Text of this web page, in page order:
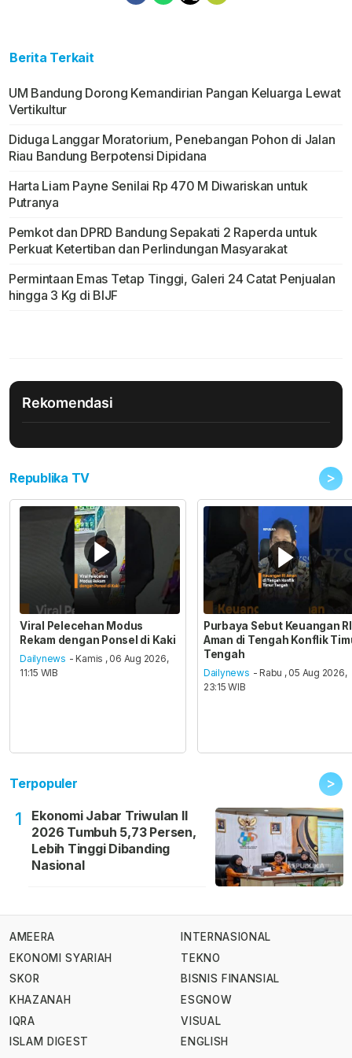
Berita Terkait
UM Bandung Dorong Kemandirian Pangan Keluarga Lewat
Vertikultur
Diduga Langgar Moratorium, Penebangan Pohon di Jalan
Riau Bandung Berpotensi Dipidana
Harta Liam Payne Senilai Rp 470 M Diwariskan untuk
Putranya
Pemkot dan DPRD Bandung Sepakati 2 Raperda untuk
Perkuat Ketertiban dan Perlindungan Masyarakat
Permintaan Emas Tetap Tinggi, Galeri 24 Catat Penjualan
hingga 3 Kg di BIJF
Rekomendasi
Republika TV >
Viral Pelecehan Modus
Rekam dengan Ponsel di Kaki
Dailynews - Kamis , 06 Aug 2026,
11:15 WIB
Purbaya Sebut Keuangan RI
Aman di Tengah Konflik
Tengah
Dailynews - Rabu , 05 Aug 2026,
23:15 WIB
Terpopuler >
1
Ekonomi Jabar Triwulan II
2026 Tumbuh 5,73 Persen,
Lebih Tinggi Dibanding
Nasional
AMEERA
EKONOMI SYARIAH
SKOR
KHAZANAH
IQRA
ISLAM DIGEST
INTERNASIONAL
TEKNO
BISNIS FINANSIAL
ESGNOW
VISUAL
ENGLISH